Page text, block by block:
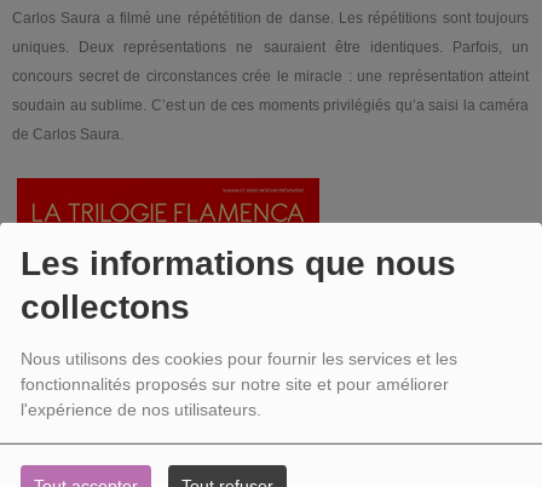
Les informations que nous
collectons
Nous utilisons des cookies pour fournir les services et les
fonctionnalités proposés sur notre site et pour améliorer
l'expérience de nos utilisateurs.
Carlos Saura a filmé une répététition de danse. Les répétitions sont toujours
uniques. Deux représentations ne sauraient être identiques. Parfois, un
concours secret de circonstances crée le miracle : une représentation atteint
soudain au sublime. C’est un de ces moments privilégiés qu’a saisi la caméra
de Carlos Saura.